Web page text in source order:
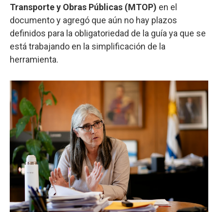
Transporte y Obras Públicas (MTOP) en el
documento y agregó que aún no hay plazos
definidos para la obligatoriedad de la guía ya que se
está trabajando en la simplificación de la
herramienta.